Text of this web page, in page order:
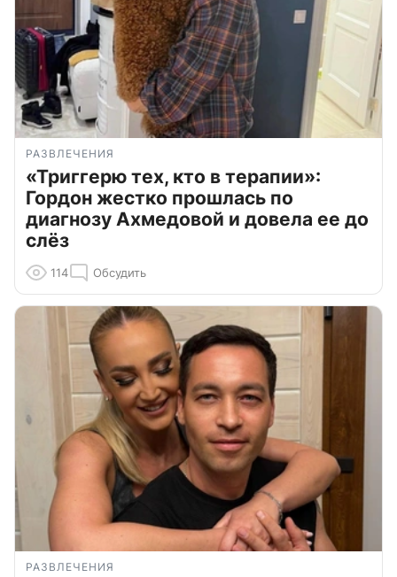
РАЗВЛЕЧЕНИЯ
«Триггерю тех, кто в терапии»:
Гордон жестко прошлась по
диагнозу Ахмедовой и довела ее до
слёз
114 Обсудить
РАЗВЛЕЧЕНИЯ